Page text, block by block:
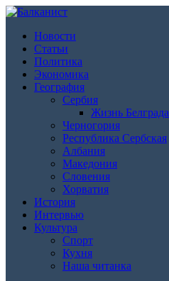
Новости
Статьи
Политика
Экономика
География
Сербия
Жизнь Белграда
Черногория
Республика Сербская
Албания
Македония
Словения
Хорватия
История
Интервью
Культура
Спорт
Кухня
Наша читанка